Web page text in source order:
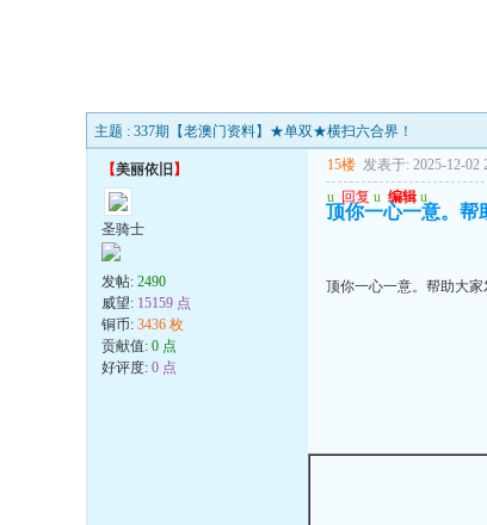
主题 : 337期【老澳门资料】★单双★横扫六合界！
【美丽依旧 】
圣骑士
发帖: 2490
威望: 15159 点
铜币: 3436 枚
贡献值: 0 点
好评度: 0 点
15楼 发表于: 2025-12-02
u 回复 u 编辑 u
顶你一心一意。帮
顶你一心一意。帮助大家